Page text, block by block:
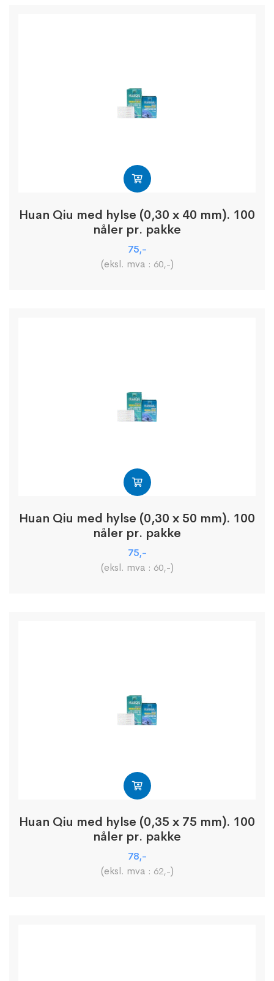
Huan Qiu med hylse (0,30 x 40 mm). 100
nåler pr. pakke
75,-
(eksl. mva : 60,-)
Huan Qiu med hylse (0,30 x 50 mm). 100
nåler pr. pakke
75,-
(eksl. mva : 60,-)
Huan Qiu med hylse (0,35 x 75 mm). 100
nåler pr. pakke
78,-
(eksl. mva : 62,-)